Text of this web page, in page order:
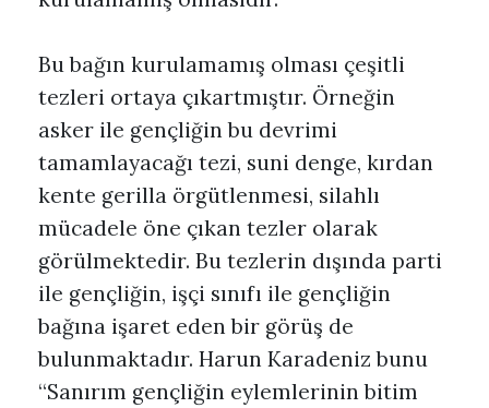
Bu bağın kurulamamış olması çeşitli
tezleri ortaya çıkartmıştır. Örneğin
asker ile gençliğin bu devrimi
tamamlayacağı tezi, suni denge, kırdan
kente gerilla örgütlenmesi, silahlı
mücadele öne çıkan tezler olarak
görülmektedir. Bu tezlerin dışında parti
ile gençliğin, işçi sınıfı ile gençliğin
bağına işaret eden bir görüş de
bulunmaktadır. Harun Karadeniz bunu
“Sanırım gençliğin eylemlerinin bitim